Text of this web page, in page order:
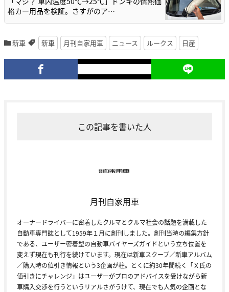
格カー用品を検証。さすがのア…
新車 新車 月刊自家用車 ニュース ルークス 日産
この記事を書いた人
月刊自家用車
オーナードライバーに密着したクルマとクルマ社会の話題を満載した
自動車専門誌として1959年１月に創刊しました。創刊当時の編集方針
である、ユーザー密着型の自動車バイヤーズガイドという立ち位置を
変えず現在も刊行を続けています。現在は新車スクープ／新車アルバム
／購入時の値引き情報という3企画が柱。とくに約30年間続く「Ｘ氏の
値引きにチャレンジ」はユーザーがプロのアドバイスを受けながら新
車購入交渉を行うというリアルさがうけて、現在でも人気の企画とな